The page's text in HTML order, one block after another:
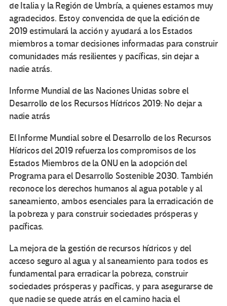
de Italia y la Región de Umbría, a quienes estamos muy
agradecidos. Estoy convencida de que la edición de
2019 estimulará la acción y ayudará a los Estados
miembros a tomar decisiones informadas para construir
comunidades más resilientes y pacíficas, sin dejar a
nadie atrás.
Informe Mundial de las Naciones Unidas sobre el
Desarrollo de los Recursos Hídricos 2019: No dejar a
nadie atrás
El Informe Mundial sobre el Desarrollo de los Recursos
Hídricos del 2019 refuerza los compromisos de los
Estados Miembros de la ONU en la adopción del
Programa para el Desarrollo Sostenible 2030. También
reconoce los derechos humanos al agua potable y al
saneamiento, ambos esenciales para la erradicación de
la pobreza y para construir sociedades prósperas y
pacíficas.
La mejora de la gestión de recursos hídricos y del
acceso seguro al agua y al saneamiento para todos es
fundamental para erradicar la pobreza, construir
sociedades prósperas y pacíficas, y para asegurarse de
que nadie se quede atrás en el camino hacia el